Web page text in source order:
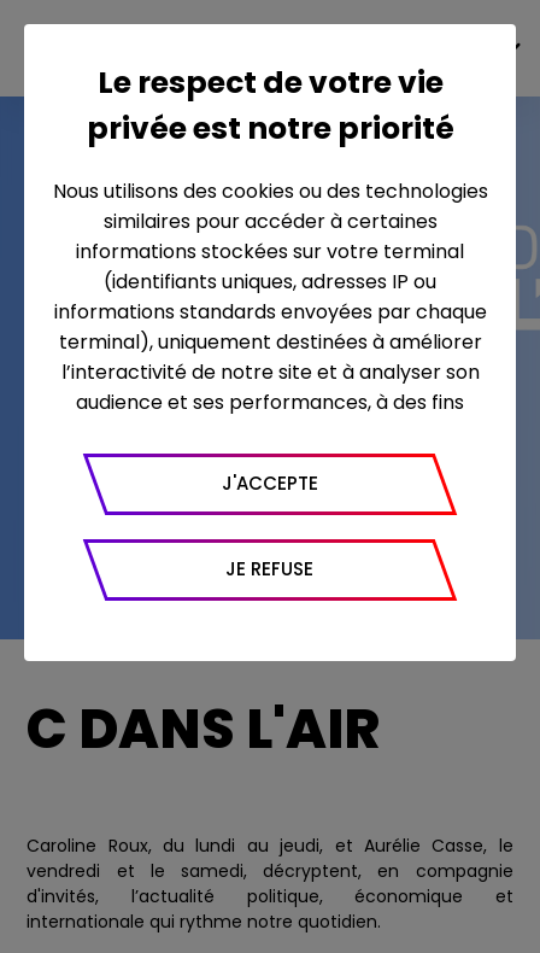
MAXIMAL
PRODUCTIONS
C DANS L'AIR
Caroline Roux, du lundi au jeudi, et Aurélie Casse, le
vendredi et le samedi, décryptent, en compagnie
d'invités, l’actualité politique, économique et
internationale qui rythme notre quotidien.
Le respect de votre vie
privée est notre priorité
Nous utilisons des cookies ou des technologies
similaires pour accéder à certaines
informations stockées sur votre terminal
(identifiants uniques, adresses IP ou
informations standards envoyées par chaque
terminal), uniquement destinées à améliorer
l’interactivité de notre site et à analyser son
audience et ses performances, à des fins
Google Analytics pour générer des rapports
sur le trafic (nombre de visites, temps passé
sur le site, nombre de pages vues en moyenne,
appareil et navigateur utilisé, emplacement
géographique), l’origine du trafic et la
J'ACCEPTE
JE REFUSE